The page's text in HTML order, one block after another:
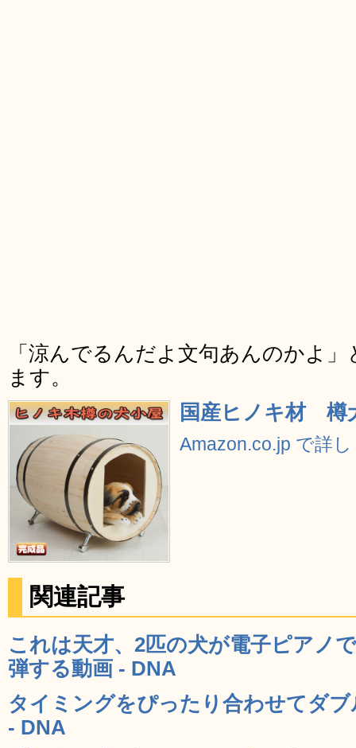
「涼んでるんだよ文句あんのかよ
ます。
国産ヒノキ材 樽
Amazon.co.jp で詳
関連記事
これは天才、2匹の犬が電子ピアノ
弾する動画 - DNA
タイミングをぴったり合わせてダ
- DNA